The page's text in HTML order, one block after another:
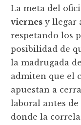
La meta del
viernes y llegar
respetando los
posibilidad de
la madrugada
admiten que el
apuestan a
laboral antes de
donde la